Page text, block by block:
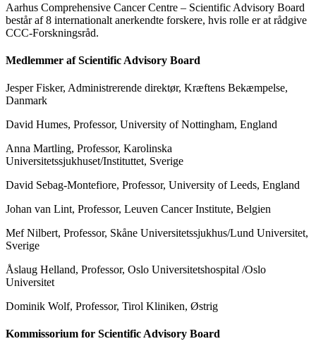
Aarhus Comprehensive Cancer Centre – Scientific Advisory Board
består af 8 internationalt anerkendte forskere, hvis rolle er at rådgive
CCC-Forskningsråd.
Medlemmer af Scientific Advisory Board
Jesper Fisker, Administrerende direktør, Kræftens Bekæmpelse,
Danmark
David Humes, Professor, University of Nottingham, England
Anna Martling, Professor, Karolinska
Universitetssjukhuset/Instituttet, Sverige
David Sebag-Montefiore, Professor, University of Leeds, England
Johan van Lint, Professor, Leuven Cancer Institute, Belgien
Mef Nilbert, Professor, Skåne Universitetssjukhus/Lund Universitet,
Sverige
Åslaug Helland, Professor, Oslo Universitetshospital /Oslo
Universitet
Dominik Wolf, Professor, Tirol Kliniken, Østrig
Kommissorium for Scientific Advisory Board